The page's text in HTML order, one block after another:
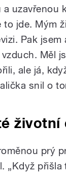
a uzavřenou
to jde. Mým
Pak
Měl
ale já,
snil o
životní
prý
„Když